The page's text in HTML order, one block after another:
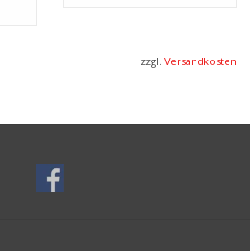
zzgl. Versandkosten